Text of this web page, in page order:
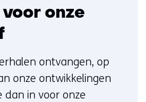
onze
ontvangen, op
onze ontwikkelingen
dan in voor onze